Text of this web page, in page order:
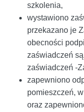
szkolenia,
wystawiono
przekazano je
obecności
zaświadczeń
zaświadczeń -
zapewniono
pomieszczeń,
oraz